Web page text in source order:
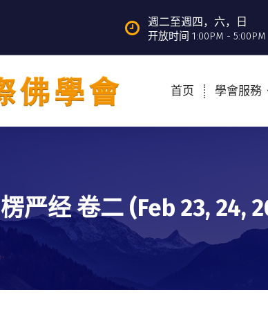
週二至週四，六，日
开放时间 1:00PM - 5:00PM
首页 學會服務
楞严经 卷二 (Feb 23, 24,